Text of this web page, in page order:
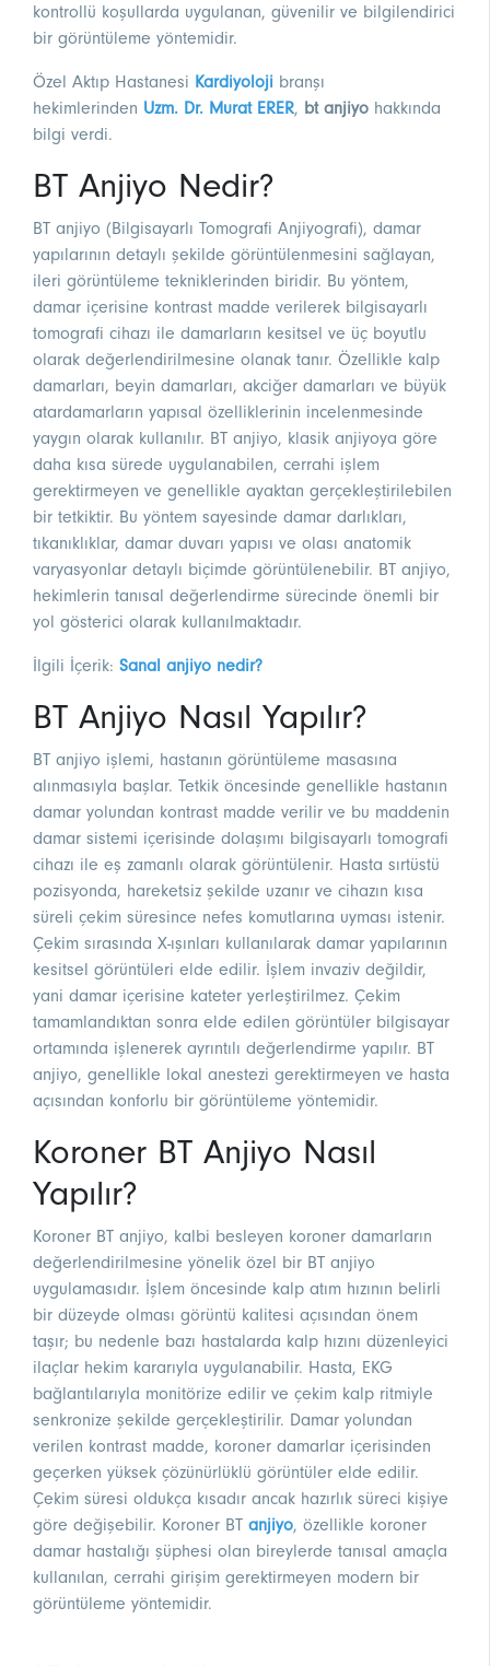
kontrollü koşullarda uygulanan, güvenilir ve bilgilendirici
bir görüntüleme yöntemidir.
Özel Aktıp Hastanesi Kardiyoloji branşı
hekimlerinden Uzm. Dr. Murat ERER, bt anjiyo hakkında
bilgi verdi.
BT Anjiyo Nedir?
BT anjiyo (Bilgisayarlı Tomografi Anjiyografi), damar
yapılarının detaylı şekilde görüntülenmesini sağlayan,
ileri görüntüleme tekniklerinden biridir. Bu yöntem,
damar içerisine kontrast madde verilerek bilgisayarlı
tomografi cihazı ile damarların kesitsel ve üç boyutlu
olarak değerlendirilmesine olanak tanır. Özellikle kalp
damarları, beyin damarları, akciğer damarları ve büyük
atardamarların yapısal özelliklerinin incelenmesinde
yaygın olarak kullanılır. BT anjiyo, klasik anjiyoya göre
daha kısa sürede uygulanabilen, cerrahi işlem
gerektirmeyen ve genellikle ayaktan gerçekleştirilebilen
bir tetkiktir. Bu yöntem sayesinde damar darlıkları,
tıkanıklıklar, damar duvarı yapısı ve olası anatomik
varyasyonlar detaylı biçimde görüntülenebilir. BT anjiyo,
hekimlerin tanısal değerlendirme sürecinde önemli bir
yol gösterici olarak kullanılmaktadır.
İlgili İçerik: Sanal anjiyo nedir?
BT Anjiyo Nasıl Yapılır?
BT anjiyo işlemi, hastanın görüntüleme masasına
alınmasıyla başlar. Tetkik öncesinde genellikle hastanın
damar yolundan kontrast madde verilir ve bu maddenin
damar sistemi içerisinde dolaşımı bilgisayarlı tomografi
cihazı ile eş zamanlı olarak görüntülenir. Hasta sırtüstü
pozisyonda, hareketsiz şekilde uzanır ve cihazın kısa
süreli çekim süresince nefes komutlarına uyması istenir.
Çekim sırasında X-ışınları kullanılarak damar yapılarının
kesitsel görüntüleri elde edilir. İşlem invaziv değildir,
yani damar içerisine kateter yerleştirilmez. Çekim
tamamlandıktan sonra elde edilen görüntüler bilgisayar
ortamında işlenerek ayrıntılı değerlendirme yapılır. BT
anjiyo, genellikle lokal anestezi gerektirmeyen ve hasta
açısından konforlu bir görüntüleme yöntemidir.
Koroner BT Anjiyo Nasıl
Yapılır?
Koroner BT anjiyo, kalbi besleyen koroner damarların
değerlendirilmesine yönelik özel bir BT anjiyo
uygulamasıdır. İşlem öncesinde kalp atım hızının belirli
bir düzeyde olması görüntü kalitesi açısından önem
taşır; bu nedenle bazı hastalarda kalp hızını düzenleyici
ilaçlar hekim kararıyla uygulanabilir. Hasta, EKG
bağlantılarıyla monitörize edilir ve çekim kalp ritmiyle
senkronize şekilde gerçekleştirilir. Damar yolundan
verilen kontrast madde, koroner damarlar içerisinden
geçerken yüksek çözünürlüklü görüntüler elde edilir.
Çekim süresi oldukça kısadır ancak hazırlık süreci kişiye
göre değişebilir. Koroner BT anjiyo, özellikle koroner
damar hastalığı şüphesi olan bireylerde tanısal amaçla
kullanılan, cerrahi girişim gerektirmeyen modern bir
görüntüleme yöntemidir.